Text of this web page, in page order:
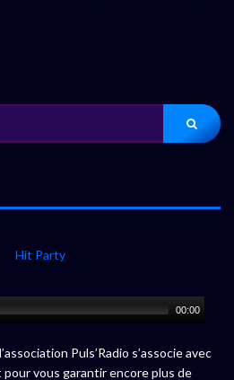
00:00
Puls’Radio s’associe avec
vous garantir encore plus de